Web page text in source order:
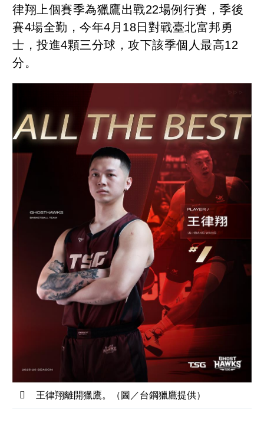
律翔上個賽季為獵鷹出戰22場例行賽，季後
賽4場全勤，今年4月18日對戰臺北富邦勇
士，投進4顆三分球，攻下該季個人最高12
分。
王律翔離開獵鷹。（圖／台鋼獵鷹提供）